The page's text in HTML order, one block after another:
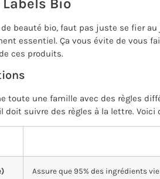
beauté bio, faut pas juste se fier
essentiel. Ça vous évite de vous
ces produits.
toute une famille avec des règles
doit suivre des règles à la lettre.
Assure que 95% des ingrédients